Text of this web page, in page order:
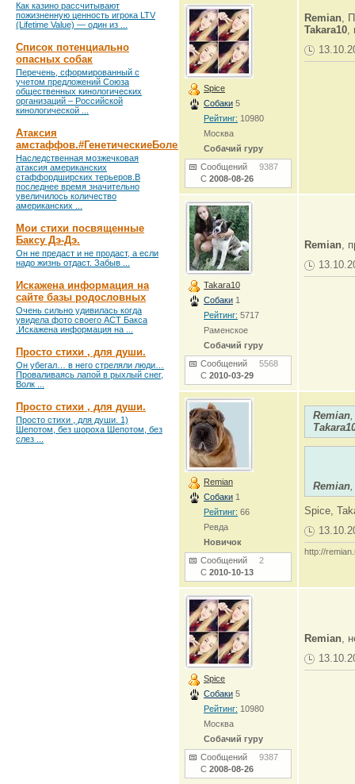
Как казино рассчитывают
пожизненную ценность игрока LTV
(Lifetime Value) — один из ...
Список потенциально
опасных собак
Перечень, сформированный с
учетом предложений Союза
общественных кинологических
организаций – Российской
кинологической ...
Атаксия
амстаффов.#ГенетическиеБолезни
Наследственная мозжечковая
атаксия американских
стаффордширских терьеров.В
последнее время значительно
увеличилось количество
американских ...
Мои стихи посвященные
Баксу Дэ-Дэ.
Он не предаст и не продаст, а если
надо жизнь отдаст. Забыв ...
Искажена информация на
сайте базы родословных
Очень сильно удивилась когда
увидела фото своего АСТ Бакса
.Искажена информация на ...
Просто стихи , для души.
Он убегал… в него стреляли люди…
Проваливаясь лапой в рыхлый снег,
Волк ...
Просто стихи , для души.
Просто стихи , для души. 1)
Шепотом, без шороха Шепотом, без
слез ...
Spice
Собаки 5
Рейтинг: 10980
Москва
Собачий гуру
Сообщений 9387
С 2008-08-26
Remian,
Takara10,
Takara10
Собаки 1
Рейтинг: 5717
Раменское
Собачий гуру
Сообщений 5568
С 2010-03-29
Remian,
Remian
Собаки 1
Рейтинг: 66
Ревда
Новичок
Сообщений 2
С 2010-10-13
Remian,
Remian,
Spice,
http://
Spice
Собаки 5
Рейтинг: 10980
Москва
Собачий гуру
Сообщений 9387
С 2008-08-26
Remian,